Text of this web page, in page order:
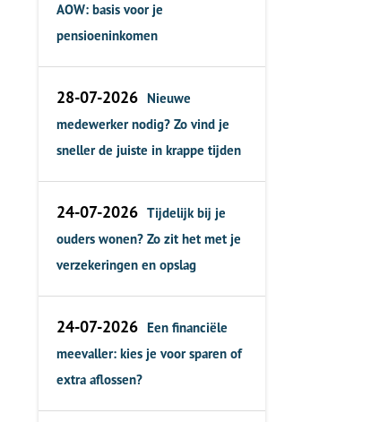
AOW: basis voor je
pensioeninkomen
28-07-2026 Nieuwe
medewerker nodig? Zo vind je
sneller de juiste in krappe tijden
24-07-2026 Tijdelijk bij je
ouders wonen? Zo zit het met je
verzekeringen en opslag
24-07-2026 Een financiële
meevaller: kies je voor sparen of
extra aflossen?